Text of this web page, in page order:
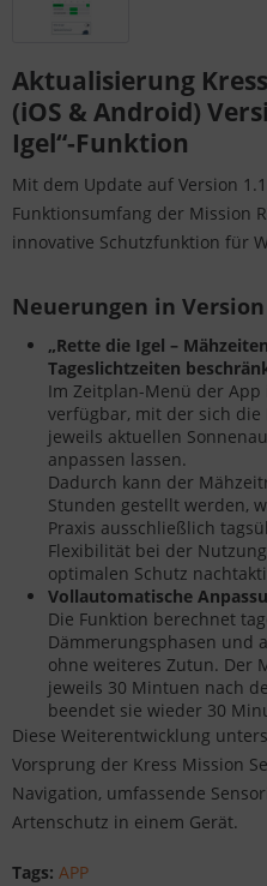
Aktualisierung
(iOS & Android)
Igel“-Funktion
Mit dem Update auf Version
Funktionsumfang der Mission
innovative Schutzfunktion für
Neuerungen in Version
„Rette die Igel –
Tageslichtzeiten
Im Zeitplan-Menü der
verfügbar, mit der sich
jeweils aktuellen
anpassen lassen.
Dadurch kann der
Stunden gestellt werden,
Praxis ausschließlich
Flexibilität bei der
optimalen Schutz
Vollautomatische
Die Funktion berechnet
Dämmerungsphasen und
ohne weiteres Zutun. Der
jeweils 30 Mintuen nach
beendet sie wieder 30
Diese Weiterentwicklung
Vorsprung der Kress Mission
Navigation, umfassende
Artenschutz in einem Gerät.
Tags: APP